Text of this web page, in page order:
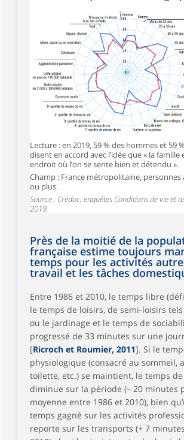
Lecture : en 2019, 59 % des hommes et 59
disent en accord avec l’idée que « la famille
endroit où l’on se sente bien et détendu ».
Champ : France métropolitaine, personnes
ou plus.
Source : Crédoc, enquêtes Conditions de vie et
2019.
Près de la moitié de la
française estime toujours
temps pour les activités
travail et les tâches
Entre 1986 et 2010, le temps libre
le temps de loisirs, de semi-loisirs
ou le jardinage et le temps de
progressé de 33 minutes sur une
[Ricroch et Roumier, 2011]. Si le
physiologique (consacré au sommeil,
toilette, etc.) se maintient, le temps
diminue sur la période (– 20 minutes
moyenne entre 1986 et 2010), bien
temps gagné sur les activités
reporte sur les transports (+ 7